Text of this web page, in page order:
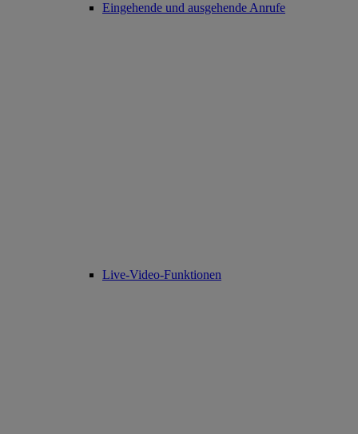
Eingehende und ausgehende Anrufe
Live-Video-Funktionen